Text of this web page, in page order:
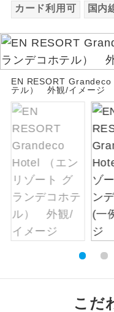
カード利用可 国内
EN RESORT Grandeco
テル） 外観/イメージ
こだ
世界遺産
然
絶景 絶
温泉 温
露天風呂
ご
す
大浴場
く
だ